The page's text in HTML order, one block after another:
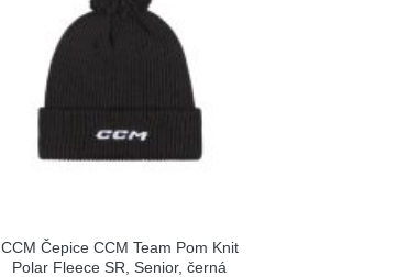
CCM Čepice CCM Team Pom Knit
Polar Fleece SR, Senior, černá